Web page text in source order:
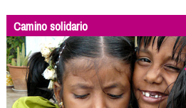
Camino solidario